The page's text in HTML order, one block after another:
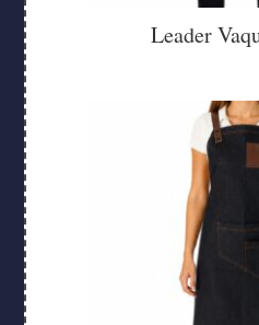
Leader